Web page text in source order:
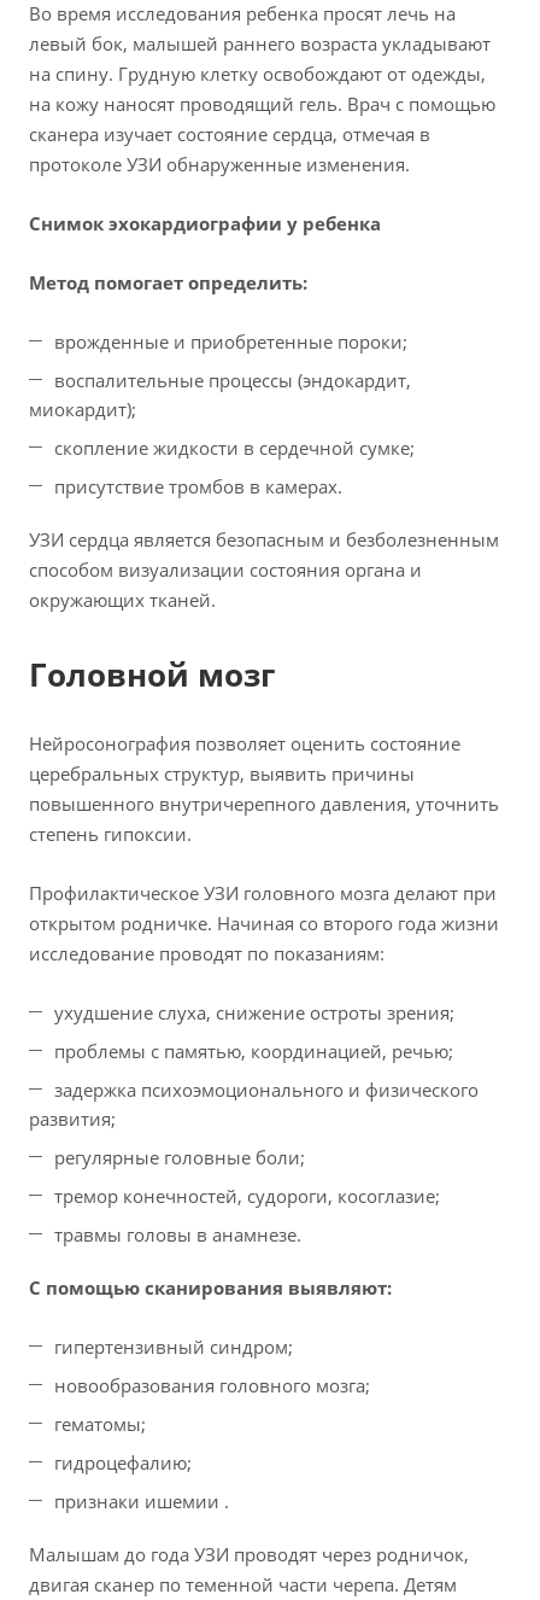
Во время исследования ребенка просят лечь на
левый бок, малышей раннего возраста укладывают
на спину. Грудную клетку освобождают от одежды,
на кожу наносят проводящий гель. Врач с помощью
сканера изучает состояние сердца, отмечая в
протоколе УЗИ обнаруженные изменения.
Снимок эхокардиографии у ребенка
Метод помогает определить:
врожденные и приобретенные пороки;
воспалительные процессы (эндокардит,
миокардит);
скопление жидкости в сердечной сумке;
присутствие тромбов в камерах.
УЗИ сердца является безопасным и безболезненным
способом визуализации состояния органа и
окружающих тканей.
Головной мозг
Нейросонография позволяет оценить состояние
церебральных структур, выявить причины
повышенного внутричерепного давления, уточнить
степень гипоксии.
Профилактическое УЗИ головного мозга делают при
открытом родничке. Начиная со второго года жизни
исследование проводят по показаниям:
ухудшение слуха, снижение остроты зрения;
проблемы с памятью, координацией, речью;
задержка психоэмоционального и физического
развития;
регулярные головные боли;
тремор конечностей, судороги, косоглазие;
травмы головы в анамнезе.
С помощью сканирования выявляют:
гипертензивный синдром;
новообразования головного мозга;
гематомы;
гидроцефалию;
признаки ишемии .
Малышам до года УЗИ проводят через родничок,
двигая сканер по теменной части черепа. Детям